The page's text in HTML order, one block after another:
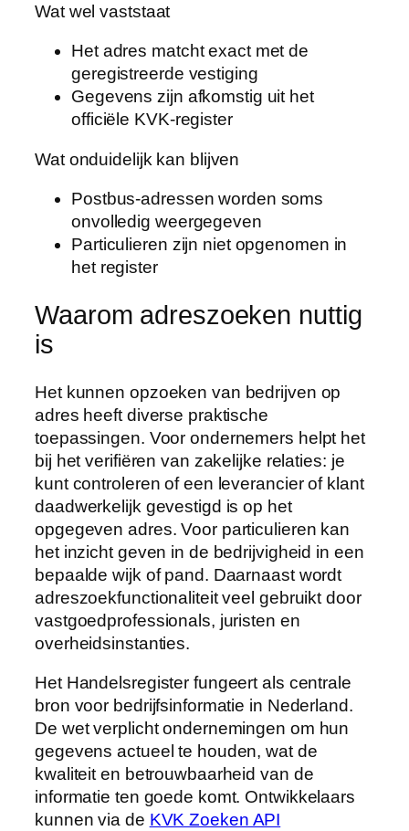
Wat wel vaststaat
Het adres matcht exact met de
geregistreerde vestiging
Gegevens zijn afkomstig uit het
officiële KVK-register
Wat onduidelijk kan blijven
Postbus-adressen worden soms
onvolledig weergegeven
Particulieren zijn niet opgenomen in
het register
Waarom adreszoeken nuttig
is
Het kunnen opzoeken van bedrijven op
adres heeft diverse praktische
toepassingen. Voor ondernemers helpt het
bij het verifiëren van zakelijke relaties: je
kunt controleren of een leverancier of klant
daadwerkelijk gevestigd is op het
opgegeven adres. Voor particulieren kan
het inzicht geven in de bedrijvigheid in een
bepaalde wijk of pand. Daarnaast wordt
adreszoekfunctionaliteit veel gebruikt door
vastgoedprofessionals, juristen en
overheidsinstanties.
Het Handelsregister fungeert als centrale
bron voor bedrijfsinformatie in Nederland.
De wet verplicht ondernemingen om hun
gegevens actueel te houden, wat de
kwaliteit en betrouwbaarheid van de
informatie ten goede komt. Ontwikkelaars
kunnen via de KVK Zoeken API